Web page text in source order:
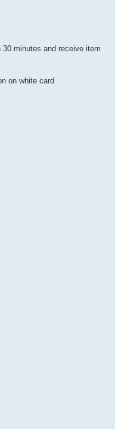
minutes and receive item
on white card